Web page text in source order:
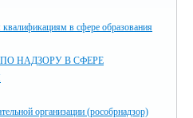
в сфере образования
НАДЗОРУ В СФЕРЕ
организации (рособрнадзор)